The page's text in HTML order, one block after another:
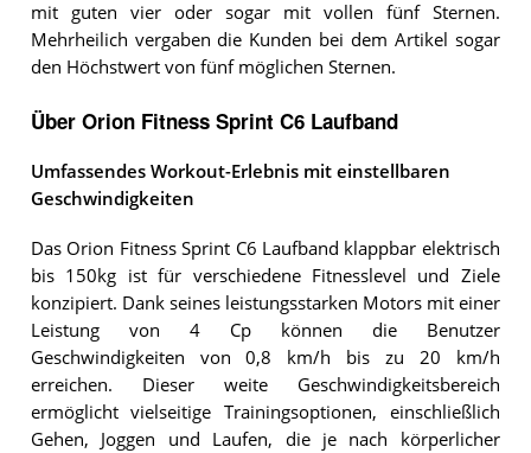
mit guten vier oder sogar mit vollen fünf Sternen.
Mehrheilich vergaben die Kunden bei dem Artikel sogar
den Höchstwert von fünf möglichen Sternen.
Über Orion Fitness Sprint C6 Laufband
Umfassendes Workout-Erlebnis mit einstellbaren
Geschwindigkeiten
Das Orion Fitness Sprint C6 Laufband klappbar elektrisch
bis 150kg ist für verschiedene Fitnesslevel und Ziele
konzipiert. Dank seines leistungsstarken Motors mit einer
Leistung von 4 Cp können die Benutzer
Geschwindigkeiten von 0,8 km/h bis zu 20 km/h
erreichen. Dieser weite Geschwindigkeitsbereich
ermöglicht vielseitige Trainingsoptionen, einschließlich
Gehen, Joggen und Laufen, die je nach körperlicher